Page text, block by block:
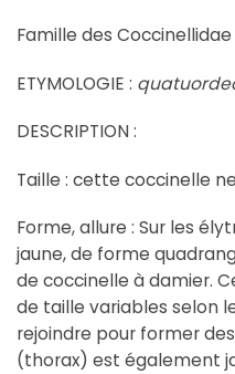
Famille des Coccinellidae
ETYMOLOGIE :
DESCRIPTION :
Taille : cette coccinelle
Forme, allure : Sur les
jaune, de forme
de coccinelle à damier.
de taille variables selon
rejoindre pour former
(thorax) est également